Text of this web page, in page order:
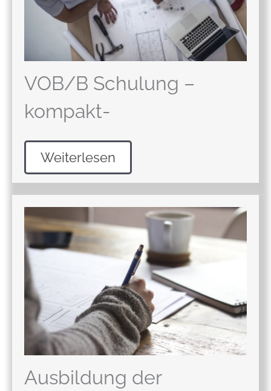
VOB/B Schulung –
kompakt-
Weiterlesen
Ausbildung der